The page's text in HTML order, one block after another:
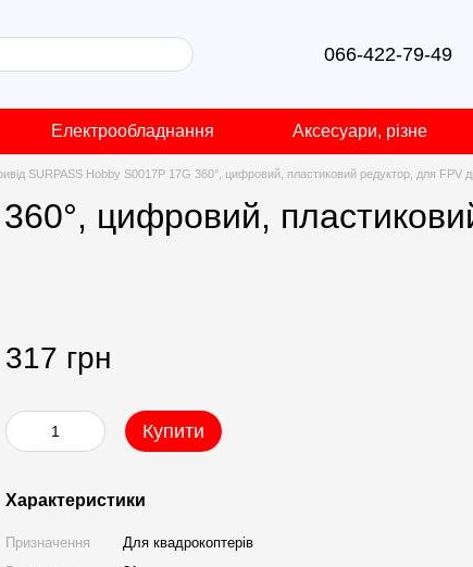
066-422-79-49
Електрообладнання Аксесуари, різне
SURPASS Hobby S0017P 17G 360°, цифровий, пластиковий редуктор, для FPV
цифровий,
317 грн
Купити
Характеристики
Призначення
Для квадрокоптерів